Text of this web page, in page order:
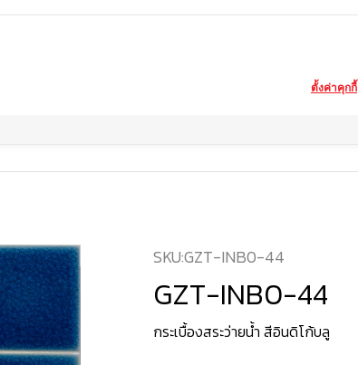
SKU:GZT-INB0-44
GZT-INB0-44
กระเบื้องสระว่ายน้ำ สีอินดิโก้บลู
ตั้งค่าคุกกี้